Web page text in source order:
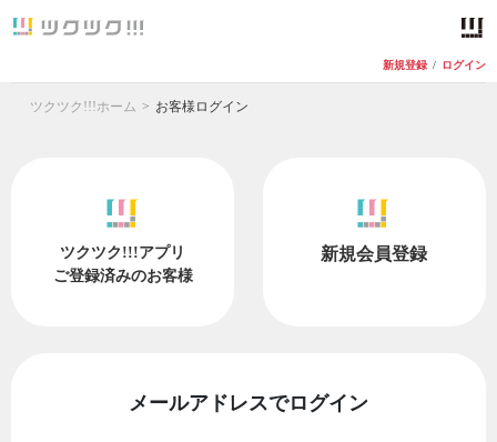
新規登録 / ログイン
ツクツク!!!ホーム お客様ログイン
ツクツク!!!アプリ
ご登録済みのお客様
新規会員登録
メールアドレスでログイン